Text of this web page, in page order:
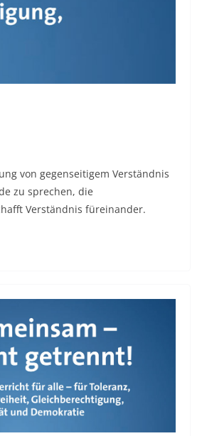
von gegenseitigem Verständnis
zu sprechen, die
Verständnis füreinander.